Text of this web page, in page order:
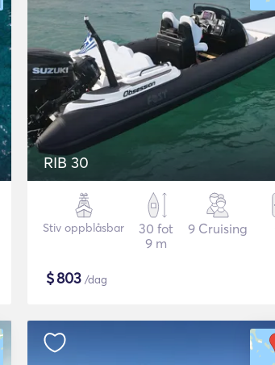
RIB 30
Stiv oppblåsbar
30 fot
9 m
9 Cruising
$803 /dag